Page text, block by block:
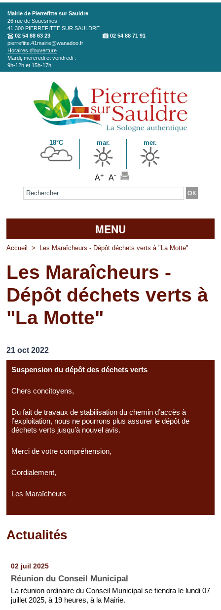
Aller au contenu principal
Mairie de Pierrefitte sur Sauldre
26 rue de Souesmes
41 300 PIERREFITTE SUR SAULDRE
02 54 88 63 23
02 54 88 71 91
pierrefitte.41mairie@wanadoo.fr
Horaires d'ouverture :
Mardi, mercredi et vendredi :
9h-12h et 15h-17h
18°C mar. mer.
A+ A-
Formulaire de recherche
MENU
Accueil
La mairie
Découvrir Pierrefitte
Vie pratique
Accueil > Les Maraîcheurs - Dépôt déchets verts à "La Motte"
Les Maraîcheurs -
Dépôt déchets verts à
"La Motte"
21 oct 2022
Suspension du dépôt des déchets verts
Chers concitoyens,
Du fait de travaux de stabilisation du chemin d’accès à
l’exploitation, nous ne pourrons plus assurer le dépôt de
déchets verts jusqu’à nouvel avis.
Merci de votre compréhension,
Cordialement,
Les Maraîcheurs
Actualités
02 juil 2025
Réunion du Conseil Municipal
La réunion ordinaire du Conseil Municipal se tiendra le lundi 07
juillet 2025, à 19 heures, à la Mairie.
Pages